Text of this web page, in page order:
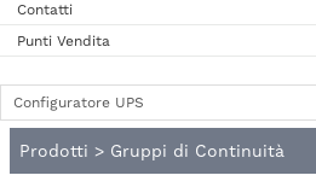
Contatti
Punti Vendita
Prodotti > Gruppi di Continuità